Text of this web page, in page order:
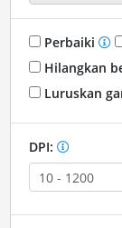
Perbaiki
Hilangkan
Luruskan
DPI: